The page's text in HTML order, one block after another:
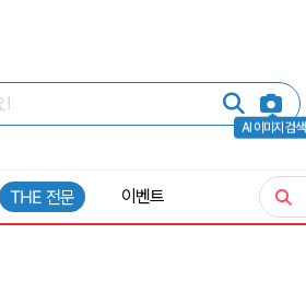
AI 이미지 검색
THE 전문 이벤트